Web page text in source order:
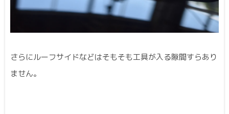
さらにルーフサイドなどはそもそも工具が入る隙間すらあり
ません。